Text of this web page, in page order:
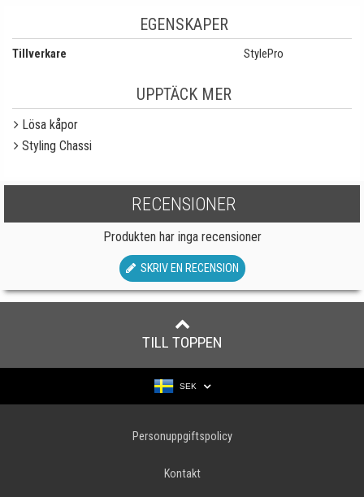
EGENSKAPER
Tillverkare StylePro
UPPTÄCK MER
Lösa kåpor
Styling Chassi
RECENSIONER
Produkten har inga recensioner
SKRIV EN RECENSION
TILL TOPPEN
SEK
Personuppgiftspolicy
Kontakt